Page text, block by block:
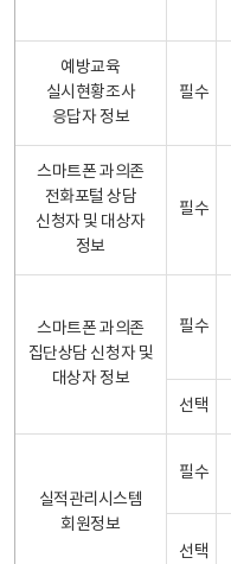
예방교육
실시현황조사
응답자 정보
필수
스마트폰 과의존
전화포털 상담
신청자 및 대상자
정보
필수
스마트폰 과의존
집단상담 신청자 및
대상자 정보
필수
선택
실적관리시스템
회원정보
필수
선택